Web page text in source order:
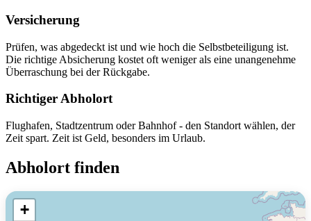
Versicherung
Prüfen, was abgedeckt ist und wie hoch die Selbstbeteiligung ist.
Die richtige Absicherung kostet oft weniger als eine unangenehme
Überraschung bei der Rückgabe.
Richtiger Abholort
Flughafen, Stadtzentrum oder Bahnhof - den Standort wählen, der
Zeit spart. Zeit ist Geld, besonders im Urlaub.
Abholort finden
+